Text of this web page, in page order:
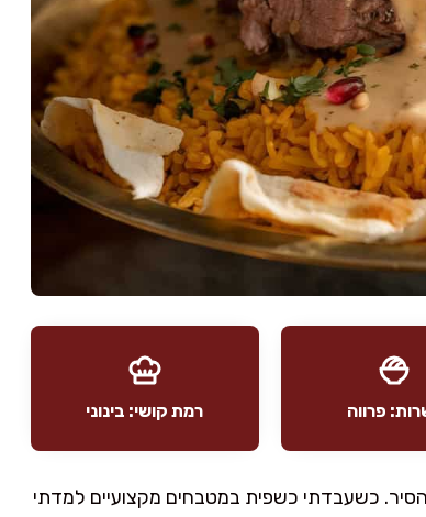
פרווה רמת קושי: בינוני
כשעבדתי כשפית במטבחים מקצועיים למדתי